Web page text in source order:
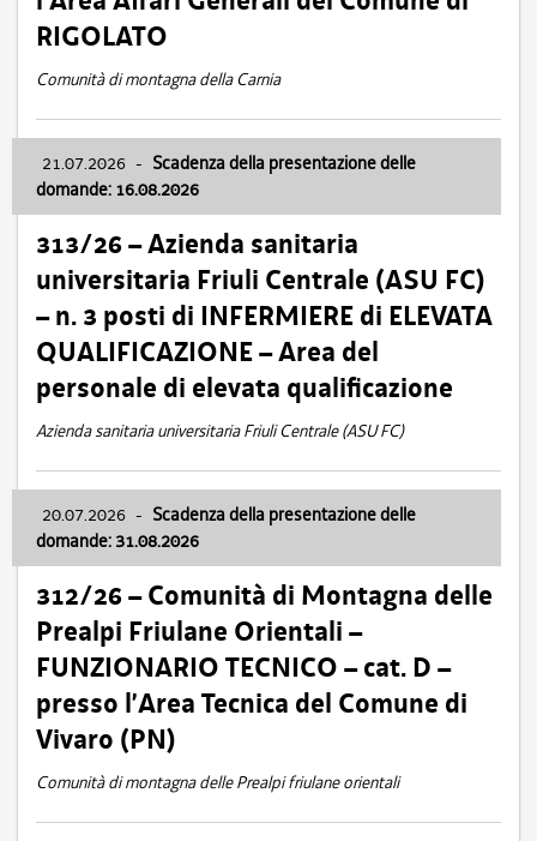
RIGOLATO
Comunità di montagna della Carnia
21.07.2026 - Scadenza della presentazione delle
domande: 16.08.2026
313/26 – Azienda sanitaria
universitaria Friuli Centrale (ASU FC)
– n. 3 posti di INFERMIERE di ELEVATA
QUALIFICAZIONE – Area del
personale di elevata qualificazione
Azienda sanitaria universitaria Friuli Centrale (ASU FC)
20.07.2026 - Scadenza della presentazione delle
domande: 31.08.2026
312/26 – Comunità di Montagna delle
Prealpi Friulane Orientali –
FUNZIONARIO TECNICO – cat. D –
presso l’Area Tecnica del Comune di
Vivaro (PN)
Comunità di montagna delle Prealpi friulane orientali